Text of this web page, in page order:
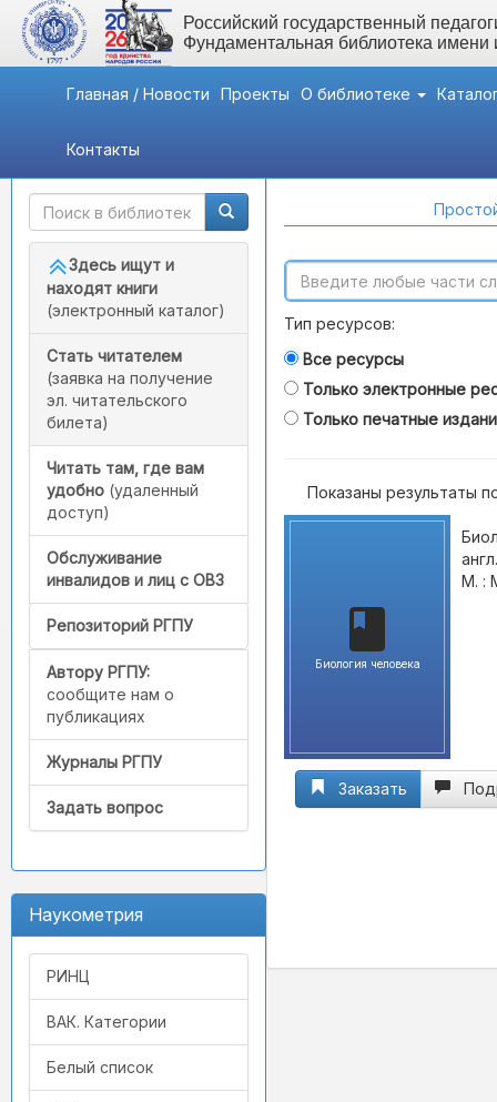
Российский государственный
Фундаментальная библиотека
Главная / Новости Проекты О библиотеке
Контакты
Быстрый доступ
Здесь ищут и
находят книги
(электронный каталог)
Стать читателем
(заявка на получение
эл. читательского
билета)
Читать там, где вам
удобно (удаленный
доступ)
Обслуживание
инвалидов и лиц с ОВЗ
Репозиторий РГПУ
Автору РГПУ:
сообщите нам о
публикациях
Журналы РГПУ
Задать вопрос
Наукометрия
РИНЦ
ВАК. Категории
Белый список
Тип ресурсов:
Все ресурсы
Только электронные
Только печатные
Показаны результаты
Биология человека
М. :
Заказать